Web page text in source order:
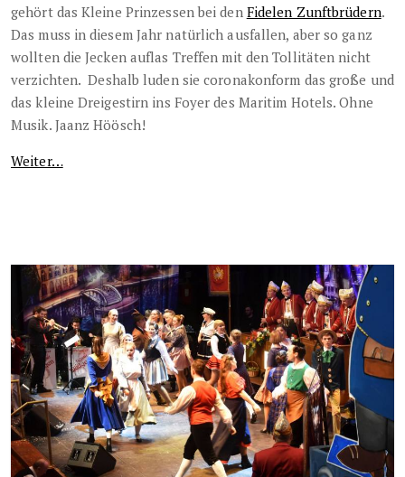
gehört das Kleine Prinzessen bei den Fidelen Zunftbrüdern.
Das muss in diesem Jahr natürlich ausfallen, aber so ganz
wollten die Jecken auflas Treffen mit den Tollitäten nicht
verzichten. Deshalb luden sie coronakonform das große und
das kleine Dreigestirn ins Foyer des Maritim Hotels. Ohne
Musik. Jaanz Höösch!
Weiter…